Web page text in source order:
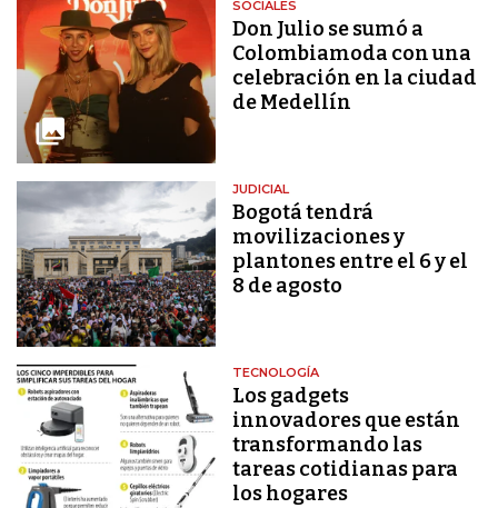
SOCIALES
Don Julio se sumó a
Colombiamoda con una
celebración en la ciudad
de Medellín
JUDICIAL
Bogotá tendrá
movilizaciones y
plantones entre el 6 y el
8 de agosto
TECNOLOGÍA
Los gadgets
innovadores que están
transformando las
tareas cotidianas para
los hogares